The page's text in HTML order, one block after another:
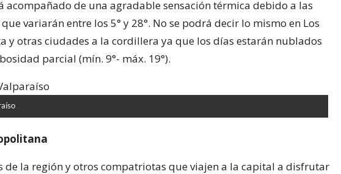
acompañado de una agradable sensación térmica debido a las
variarán entre los 5° y 28°. No se podrá decir lo mismo en Los
y otras ciudades a la cordillera ya que los días estarán nublados
parcial (mín. 9°- máx. 19°).
de la región y otros compatriotas que viajen a la capital a disfrutar